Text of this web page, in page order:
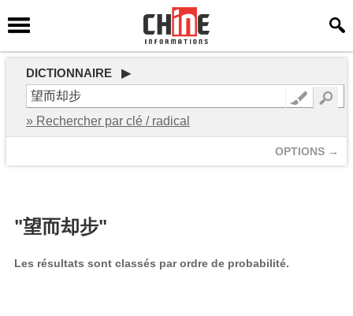
DICTIONNAIRE ▶
» Rechercher par clé / radical
OPTIONS →
"望而却步"
Les résultats sont classés par ordre de probabilité.